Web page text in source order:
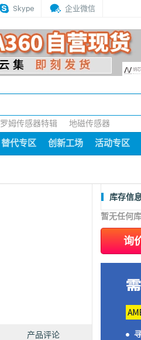
Skype 企业微信
罗姆传感器特辑 地磁传感器
替代专区 创新工场 活动专区
产品评论
库存信息
暂无任何
询